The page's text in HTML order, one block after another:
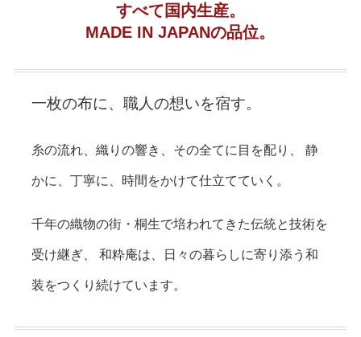
すべて国内生産。
MADE IN JAPANの品位。
一枚の布に、職人の想いを宿す。
糸の流れ、織りの響き、その全てに目を配り、 静
かに、丁寧に、時間をかけて仕立てていく。
千年の織物の街・桐生で培われてきた伝統と技術を
受け継ぎ、 和粋庵は、日々の暮らしに寄り添う和
装をつくり続けています。